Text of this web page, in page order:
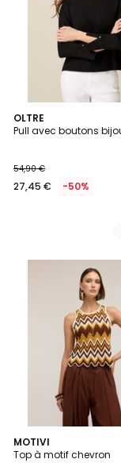
OLTRE
Pull avec boutons
54,90 €
27,45 € -50%
3
Couleurs
MOTIVI
Top à motif chevron